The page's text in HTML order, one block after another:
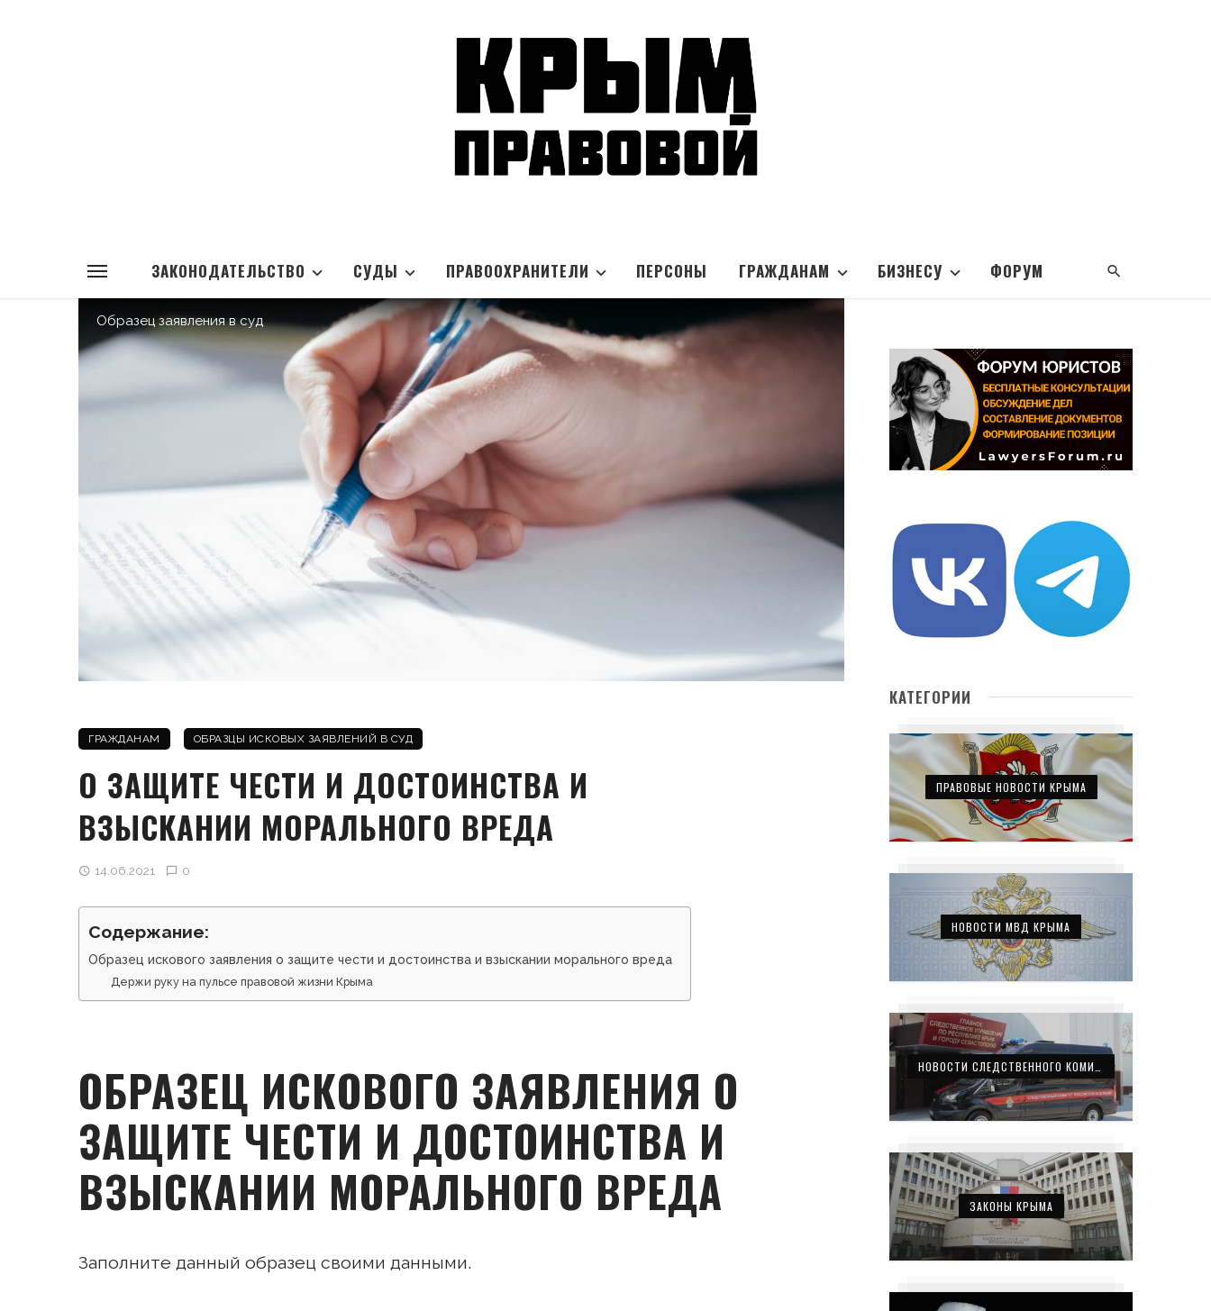
ЗАКОНОДАТЕЛЬСТВО СУДЫ ПРАВООХРАНИТЕЛИ ПЕРСОНЫ ГРАЖДАНАМ БИЗНЕСУ ФОРУМ
Образец заявления в суд
ГРАЖДАНАМ ОБРАЗЦЫ ИСКОВЫХ ЗАЯВЛЕНИЙ В СУД
О ЗАЩИТЕ ЧЕСТИ И ДОСТОИНСТВА И
ВЗЫСКАНИИ МОРАЛЬНОГО ВРЕДА
14.06.2021 0
Содержание:
Образец искового заявления о защите чести и достоинства и взыскании морального вреда
Держи руку на пульсе правовой жизни Крыма
ОБРАЗЕЦ ИСКОВОГО ЗАЯВЛЕНИЯ О
ЗАЩИТЕ ЧЕСТИ И ДОСТОИНСТВА И
ВЗЫСКАНИИ МОРАЛЬНОГО ВРЕДА
Заполните данный образец своими данными.
КАТЕГОРИИ
ПРАВОВЫЕ НОВОСТИ КРЫМА
НОВОСТИ МВД КРЫМА
ЗАКОНЫ КРЫМА